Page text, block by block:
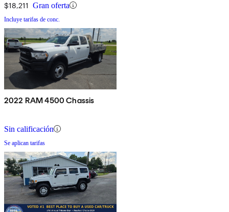
$18,211 Gran oferta
Incluye tarifas de conc.
2022 RAM 4500 Chassis
Sin calificación
Se aplican tarifas